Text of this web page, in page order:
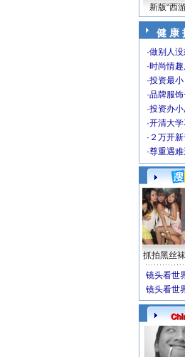
新版“西
健 康
·做别人
·时尚情
·投资最
·品牌服
·投资办
·开清大学
· ２万开
·尊重遇
抓拍黑丝
镜头看世
镜头看世